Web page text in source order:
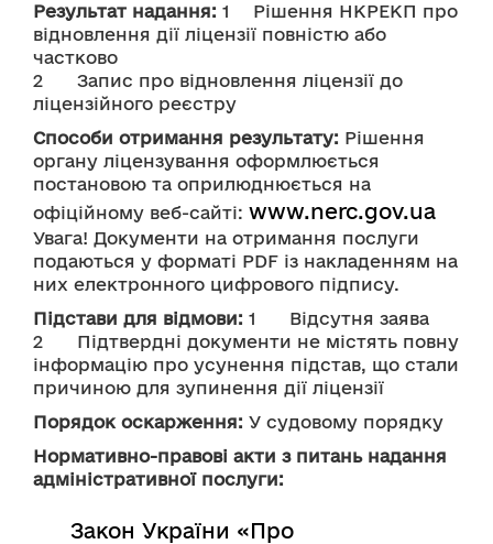
Результат надання: 1	Рішення НКРЕКП про
відновлення дії ліцензії повністю або
частково
2	Запис про відновлення ліцензії до
ліцензійного реєстру
Способи отримання результату: Рішення
органу ліцензування оформлюється
постановою та оприлюднюється на
офіційному веб-сайті: www.nerc.gov.ua
Увага! Документи на отримання послуги
подаються у форматі PDF із накладенням на
них електронного цифрового підпису.
Підстави для відмови: 1      Відсутня заява
2	Підтвердні документи не містять повну
інформацію про усунення підстав, що стали
причиною для зупинення дії ліцензії
Порядок оскарження: У судовому порядку
Нормативно-правові акти з питань надання
адміністративної послуги:
Закон України «Про